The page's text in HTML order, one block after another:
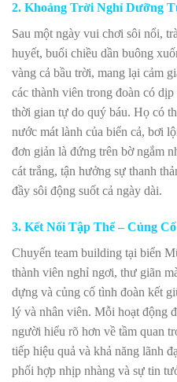
2. Khoảng Trời Nghỉ Dưỡng
Sau một ngày vui chơi sôi nổi,
huyết, buổi chiều dần buông
vàng cả bầu trời, mang lại cảm
các thành viên trong đoàn có
thời gian tự do quý báu. Họ có
nước mát lành của biển cả, bơi
đơn giản là đứng trên bờ ngắm
cát trắng, tận hưởng sự thanh
đầy sôi động suốt cả ngày dài.
3. Kết Nối Tập Thể – Củng
Chuyến team building tại biển
thành viên nghỉ ngơi, thư giãn
dựng và củng cố tình đoàn kết
lý và nhân viên. Mỗi hoạt động
người hiểu rõ hơn về tầm quan
tiếp hiệu quả và khả năng lãnh
phối hợp nhịp nhàng và sự tin